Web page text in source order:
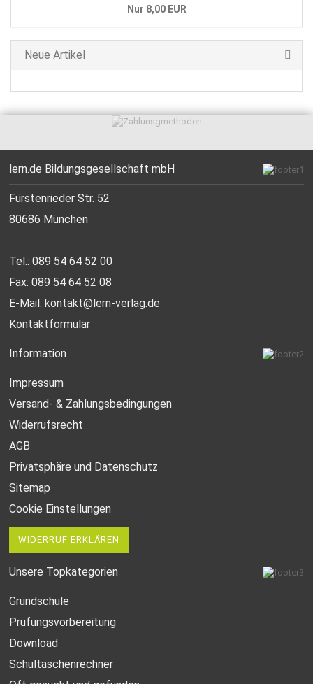
Nur 8,00 EUR
Neue Artikel
lern.de Bildungsgesellschaft mbH
Fürstenrieder Str. 52
80686 München
Tel.: 089 54 64 52 00
Fax: 089 54 64 52 08
E-Mail:kontakt@lern-verlag.de
Kontaktformular
Information
Impressum
Versand- & Zahlungsbedingungen
Widerrufsrecht
AGB
Privatsphäre und Datenschutz
Sitemap
Cookie Einstellungen
WIDERRUF ERKLÄREN
Unsere Topkategorien
Grundschule
Prüfungsvorbereitung
Download
Schultaschenrechner